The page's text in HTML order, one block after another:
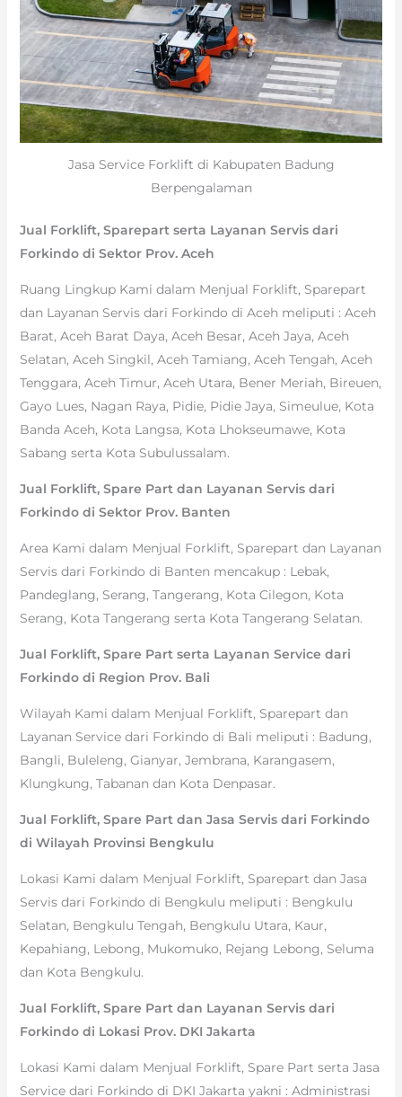
Jasa Service Forklift di Kabupaten Badung
Berpengalaman
Jual Forklift, Sparepart serta Layanan Servis dari
Forkindo di Sektor Prov. Aceh
Ruang Lingkup Kami dalam Menjual Forklift, Sparepart
dan Layanan Servis dari Forkindo di Aceh meliputi : Aceh
Barat, Aceh Barat Daya, Aceh Besar, Aceh Jaya, Aceh
Selatan, Aceh Singkil, Aceh Tamiang, Aceh Tengah, Aceh
Tenggara, Aceh Timur, Aceh Utara, Bener Meriah, Bireuen,
Gayo Lues, Nagan Raya, Pidie, Pidie Jaya, Simeulue, Kota
Banda Aceh, Kota Langsa, Kota Lhokseumawe, Kota
Sabang serta Kota Subulussalam.
Jual Forklift, Spare Part dan Layanan Servis dari
Forkindo di Sektor Prov. Banten
Area Kami dalam Menjual Forklift, Sparepart dan Layanan
Servis dari Forkindo di Banten mencakup : Lebak,
Pandeglang, Serang, Tangerang, Kota Cilegon, Kota
Serang, Kota Tangerang serta Kota Tangerang Selatan.
Jual Forklift, Spare Part serta Layanan Service dari
Forkindo di Region Prov. Bali
Wilayah Kami dalam Menjual Forklift, Sparepart dan
Layanan Service dari Forkindo di Bali meliputi : Badung,
Bangli, Buleleng, Gianyar, Jembrana, Karangasem,
Klungkung, Tabanan dan Kota Denpasar.
Jual Forklift, Spare Part dan Jasa Servis dari Forkindo
di Wilayah Provinsi Bengkulu
Lokasi Kami dalam Menjual Forklift, Sparepart dan Jasa
Servis dari Forkindo di Bengkulu meliputi : Bengkulu
Selatan, Bengkulu Tengah, Bengkulu Utara, Kaur,
Kepahiang, Lebong, Mukomuko, Rejang Lebong, Seluma
dan Kota Bengkulu.
Jual Forklift, Spare Part dan Layanan Servis dari
Forkindo di Lokasi Prov. DKI Jakarta
Lokasi Kami dalam Menjual Forklift, Spare Part serta Jasa
Service dari Forkindo di DKI Jakarta yakni : Administrasi